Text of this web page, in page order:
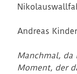
Andreas
Manchmal, da
Moment, der